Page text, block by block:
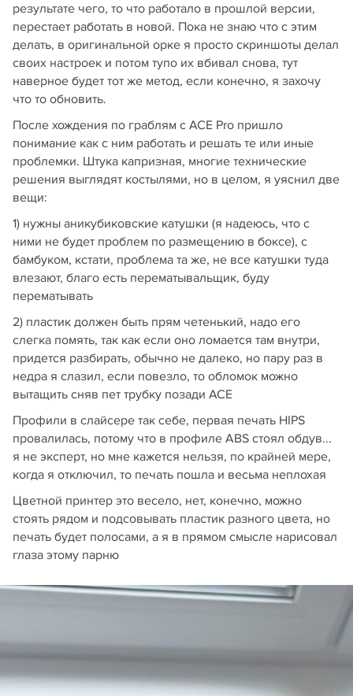
результате чего, то что работало в прошлой версии,
перестает работать в новой. Пока не знаю что с этим
делать, в оригинальной орке я просто скриншоты делал
своих настроек и потом тупо их вбивал снова, тут
наверное будет тот же метод, если конечно, я захочу
что то обновить.
После хождения по граблям с ACE Pro пришло
понимание как с ним работать и решать те или иные
проблемки. Штука капризная, многие технические
решения выглядят костылями, но в целом, я уяснил две
вещи:
1) нужны аникубиковские катушки (я надеюсь, что с
ними не будет проблем по размещению в боксе), с
бамбуком, кстати, проблема та же, не все катушки туда
влезают, благо есть перематывальщик, буду
перематывать
2) пластик должен быть прям четенький, надо его
слегка помять, так как если оно ломается там внутри,
придется разбирать, обычно не далеко, но пару раз в
недра я слазил, если повезло, то обломок можно
вытащить сняв пет трубку позади ACE
Профили в слайсере так себе, первая печать HIPS
провалилась, потому что в профиле ABS стоял обдув...
я не эксперт, но мне кажется нельзя, по крайней мере,
когда я отключил, то печать пошла и весьма неплохая
Цветной принтер это весело, нет, конечно, можно
стоять рядом и подсовывать пластик разного цвета, но
печать будет полосами, а я в прямом смысле нарисовал
глаза этому парню